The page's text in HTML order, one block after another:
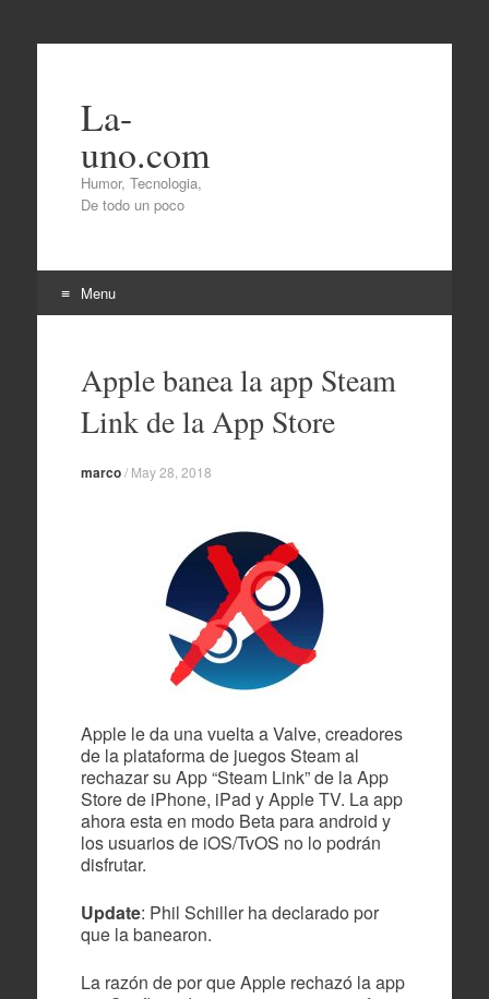
La-
uno.com
Humor, Tecnologia,
De todo un poco
Menu
contentApple banea la app Steam
Link de la App Store
marco/ May 28, 2018
Apple le da una vuelta a Valve, creadores
de la plataforma de juegos Steam al
rechazar su App “Steam Link” de la App
Store de iPhone, iPad y Apple TV. La app
ahora esta en modo Beta para android y
los usuarios de iOS/TvOS no lo podrán
disfrutar.
Update: Phil Schiller ha declarado por
que la banearon.
La razón de por que Apple rechazó la app